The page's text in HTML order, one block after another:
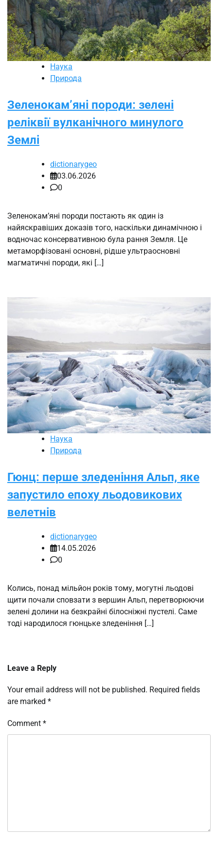
Наука
Природа
Зеленокам’яні породи: зелені
реліквії вулканічного минулого
Землі
dictionarygeo
03.06.2026
0
Зеленокам’яні породи постають як один із
найяскравіших доказів того, наскільки динамічною і
водночас консервативною була рання Земля. Це
метаморфізовані основні, рідше ультраосновні
магматичні породи, які […]
Наука
Природа
Гюнц: перше зледеніння Альп, яке
запустило епоху льодовикових
велетнів
dictionarygeo
14.05.2026
0
Колись, понад мільйон років тому, могутні льодові
щити почали сповзати з вершин Альп, перетворюючи
зелені долини на безкрайні білосніжні пустелі. Саме
тоді народилося гюнцьке зледеніння […]
Leave a Reply
Your email address will not be published. Required fields
are marked *
Comment *